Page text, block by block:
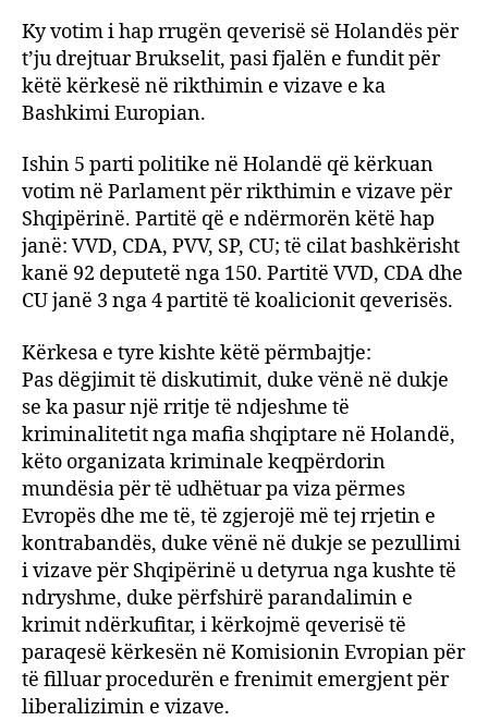
Ky votim i hap rrugën qeverisë së Holandës për
t’ju drejtuar Brukselit, pasi fjalën e fundit për
këtë kërkesë në rikthimin e vizave e ka
Bashkimi Europian.
Ishin 5 parti politike në Holandë që kërkuan
votim në Parlament për rikthimin e vizave për
Shqipërinë. Partitë që e ndërmorën këtë hap
janë: VVD, CDA, PVV, SP, CU; të cilat bashkërisht
kanë 92 deputetë nga 150. Partitë VVD, CDA dhe
CU janë 3 nga 4 partitë të koalicionit qeverisës.
Kërkesa e tyre kishte këtë përmbajtje:
Pas dëgjimit të diskutimit, duke vënë në dukje
se ka pasur një rritje të ndjeshme të
kriminalitetit nga mafia shqiptare në Holandë,
këto organizata kriminale keqpërdorin
mundësia për të udhëtuar pa viza përmes
Evropës dhe me të, të zgjerojë më tej rrjetin e
kontrabandës, duke vënë në dukje se pezullimi
i vizave për Shqipërinë u detyrua nga kushte të
ndryshme, duke përfshirë parandalimin e
krimit ndërkufitar, i kërkojmë qeverisë të
paraqesë kërkesën në Komisionin Evropian për
të filluar procedurën e frenimit emergjent për
liberalizimin e vizave.